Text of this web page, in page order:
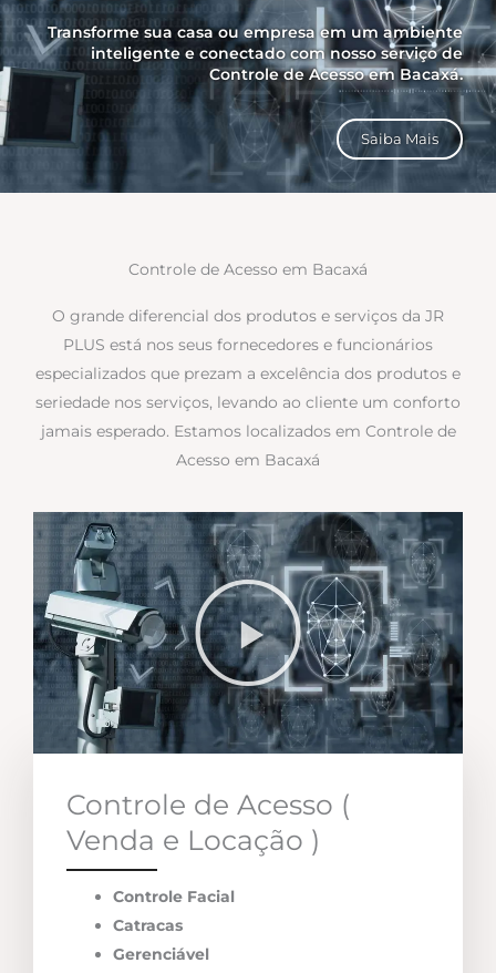
Transforme sua casa ou empresa em um ambiente
inteligente e conectado com nosso serviço de
Controle de Acesso em Bacaxá.
Saiba Mais
Controle de Acesso em Bacaxá
O grande diferencial dos produtos e serviços da JR
PLUS está nos seus fornecedores e funcionários
especializados que prezam a excelência dos produtos e
seriedade nos serviços, levando ao cliente um conforto
jamais esperado. Estamos localizados em Controle de
Acesso em Bacaxá
Controle de Acesso (
Venda e Locação )
Controle Facial
Catracas
Gerenciável